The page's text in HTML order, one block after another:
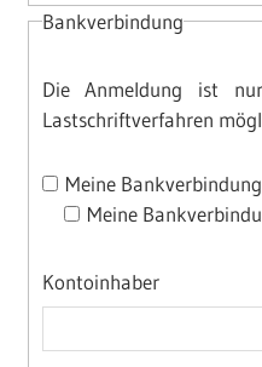
Bankverbindung
Die Anmeldung ist
Lastschriftverfahren
Meine
Meine
Kontoinhaber